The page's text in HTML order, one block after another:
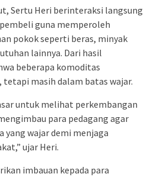
Sertu Heri berinteraksi langsung
guna memperoleh
pokok seperti beras, minyak
lainnya. Dari hasil
beberapa komoditas
masih dalam batas wajar.
untuk melihat perkembangan
para pedagang agar
yang wajar demi menjaga
ujar Heri.
imbauan kepada para